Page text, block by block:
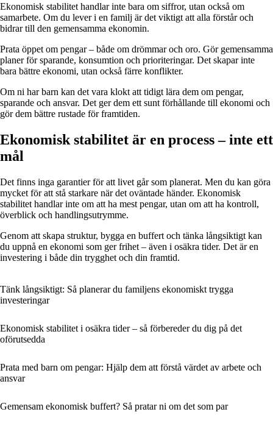
Ekonomisk stabilitet handlar inte bara om siffror, utan också om
samarbete. Om du lever i en familj är det viktigt att alla förstår och
bidrar till den gemensamma ekonomin.
Prata öppet om pengar – både om drömmar och oro. Gör gemensamma
planer för sparande, konsumtion och prioriteringar. Det skapar inte
bara bättre ekonomi, utan också färre konflikter.
Om ni har barn kan det vara klokt att tidigt lära dem om pengar,
sparande och ansvar. Det ger dem ett sunt förhållande till ekonomi och
gör dem bättre rustade för framtiden.
Ekonomisk stabilitet är en process – inte ett
mål
Det finns inga garantier för att livet går som planerat. Men du kan göra
mycket för att stå starkare när det oväntade händer. Ekonomisk
stabilitet handlar inte om att ha mest pengar, utan om att ha kontroll,
överblick och handlingsutrymme.
Genom att skapa struktur, bygga en buffert och tänka långsiktigt kan
du uppnå en ekonomi som ger frihet – även i osäkra tider. Det är en
investering i både din trygghet och din framtid.
Tänk långsiktigt: Så planerar du familjens ekonomiskt trygga
investeringar
Ekonomisk stabilitet i osäkra tider – så förbereder du dig på det
oförutsedda
Prata med barn om pengar: Hjälp dem att förstå värdet av arbete och
ansvar
Gemensam ekonomisk buffert? Så pratar ni om det som par